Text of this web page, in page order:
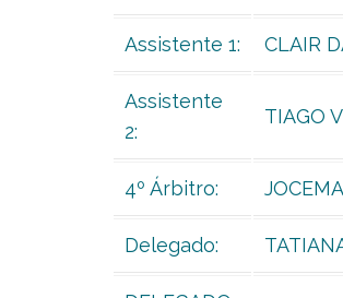
Assistente 1: CLAIR
Assistente
2:
TIAGO
4º Árbitro:
Delegado: